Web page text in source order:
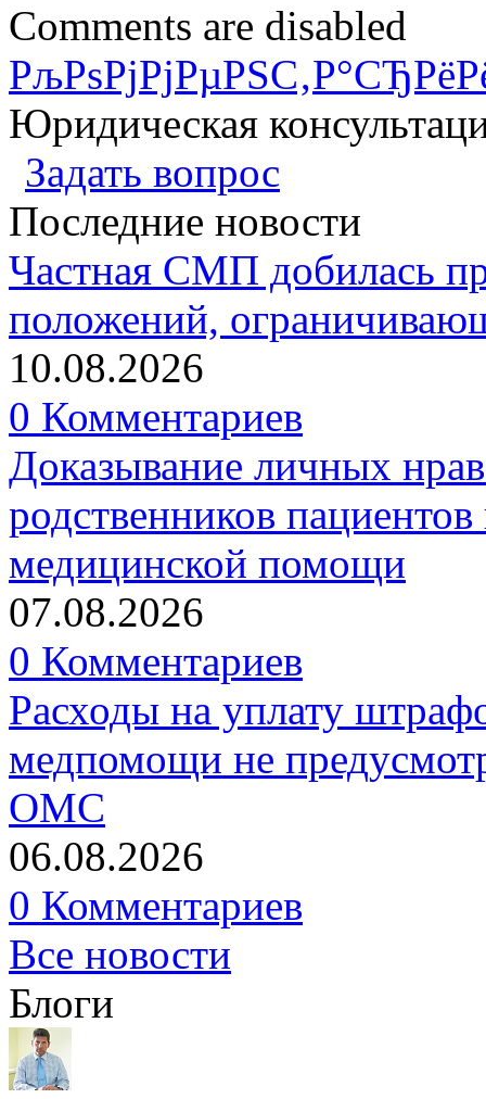
Comments are disabled
Юридическая
Задать вопрос
Последние новости
Частная СМП добилась
положений,
10.08.2026
0 Комментариев
Доказывание личных
родственников
медицинской помощи
07.08.2026
0 Комментариев
Расходы на уплату
медпомощи не
ОМС
06.08.2026
0 Комментариев
Все новости
Блоги